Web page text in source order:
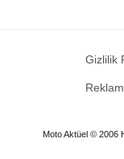
Gizlilik
Moto Aktüel © 2006